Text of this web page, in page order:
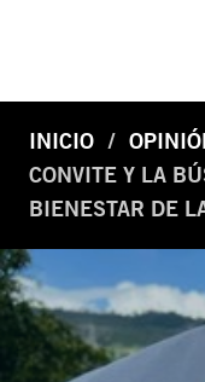
INICIO
CONVITE Y LA
BIENESTAR DE